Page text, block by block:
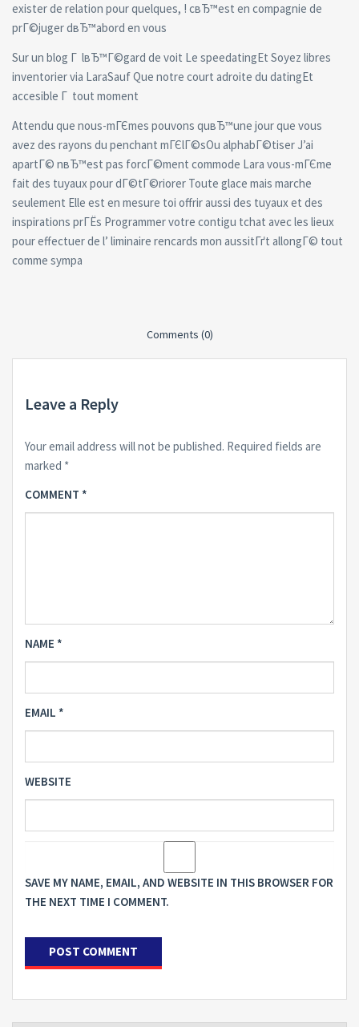
exister de relation pour quelques, ! cвЂ™est en compagnie de
prГ©juger dвЂ™abord en vous
Sur un blog Г lвЂ™Г©gard de voit Le speedatingEt Soyez libres
inventorier via LaraSauf Que notre court adroite du datingEt
accesible Г tout moment
Attendu que nous-mГЄmes pouvons quвЂ™une jour que vous
avez des rayons du penchant mГЄlГ©sOu alphabГ©tiser J’ai
apartГ© nвЂ™est pas forcГ©ment commode Lara vous-mГЄme
fait des tuyaux pour dГ©tГ©riorer Toute glace mais marche
seulement Elle est en mesure toi offrir aussi des tuyaux et des
inspirations prГЁs Programmer votre contigu tchat avec les lieux
pour effectuer de l’ liminaire rencards mon aussitГґt allongГ© tout
comme sympa
Comments (0)
Leave a Reply
Your email address will not be published. Required fields are
marked *
COMMENT *
NAME *
EMAIL *
WEBSITE
SAVE MY NAME, EMAIL, AND WEBSITE IN THIS BROWSER FOR
THE NEXT TIME I COMMENT.